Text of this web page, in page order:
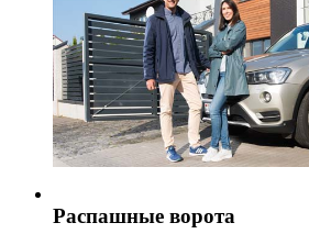
Распашные ворота